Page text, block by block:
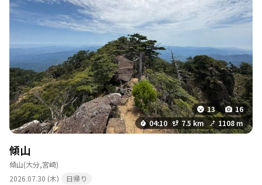
13
16
04:10
7.5 km 1108 m
傾山
傾山(大分,宮崎)
2026.07.30 (木)
日帰り